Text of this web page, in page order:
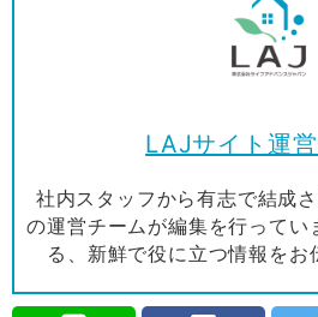
LAJサイト運
社内スタッフから有志で結成
の運営チームが編集を行ってい
る、新鮮で役に立つ情報をお